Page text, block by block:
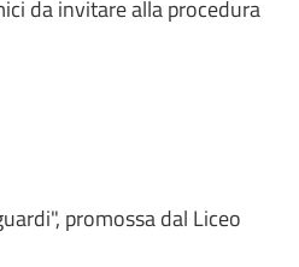
da invitare alla procedura
promossa dal Liceo